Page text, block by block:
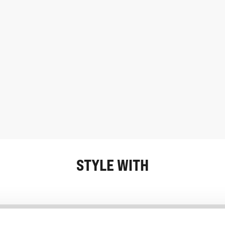
STYLE WITH